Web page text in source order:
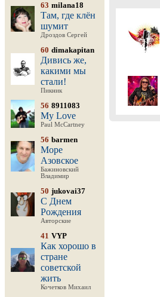
63 milana18
Там, где клён
шумит
Дроздов Сергей
60 dimakapitan
Дивись же,
какими мы
стали!
Пикник
56 8911083
My Love
Paul McCartney
56 barmen
Море
Азовское
Бажиновский
Владимир
50 jukovai37
С Днем
Рождения
Авторские
41 VYP
Как хорошо в
стране
советской
жить
Кочетков Михаил